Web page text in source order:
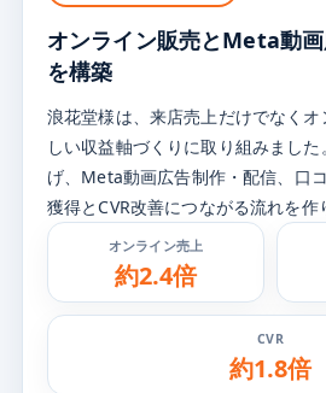
オンライン販売とMeta動
を構築
浪花堂様は、来店売上だけでなく
しい収益軸づくりに取り組みまし
げ、Meta動画広告制作・配信、口
獲得とCVR改善につながる流れを作
オンライン売上
約2.4倍
CVR
約1.8倍